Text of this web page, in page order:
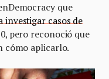
que
casos de
pero reconoció que
cómo aplicarlo.